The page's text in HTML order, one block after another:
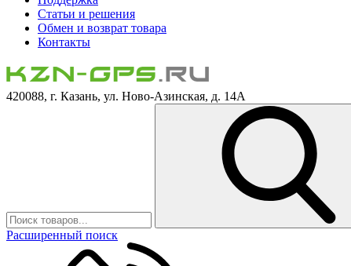
Статьи и решения
Обмен и возврат товара
Контакты
420088, г. Казань, ул. Ново-Азинская, д. 14А
Расширенный поиск